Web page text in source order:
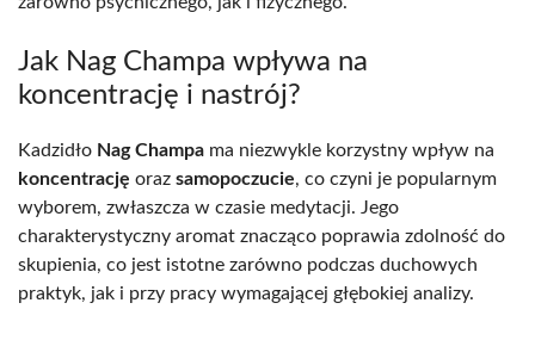
Jak Nag Champa wpływa na
koncentrację i nastrój?
Kadzidło Nag Champa ma niezwykle korzystny wpływ na
koncentrację oraz samopoczucie, co czyni je popularnym
wyborem, zwłaszcza w czasie medytacji. Jego
charakterystyczny aromat znacząco poprawia zdolność do
skupienia, co jest istotne zarówno podczas duchowych
praktyk, jak i przy pracy wymagającej głębokiej analizy.